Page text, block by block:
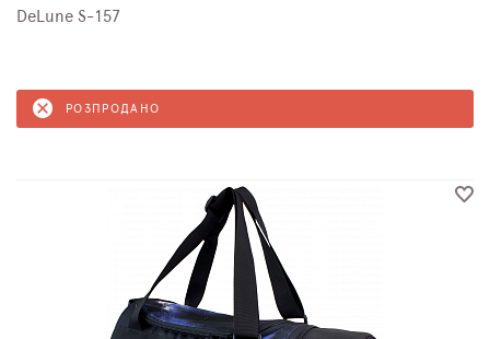
DeLune S-157
РОЗПРОДАНО